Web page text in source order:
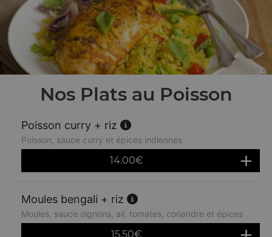
Nos Plats au Poisson
Poisson curry + riz
Poisson, sauce curry et épices indiennes
14.00€
Moules bengali + riz
Moules, sauce oignons, ail, tomates, coriandre et épices
15.50€